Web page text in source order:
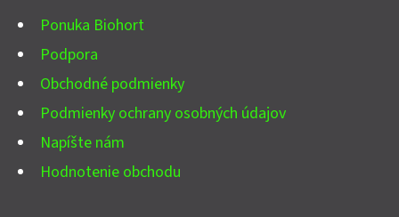
Ponuka Biohort
Podpora
Obchodné podmienky
Podmienky ochrany osobných údajov
Napíšte nám
Hodnotenie obchodu